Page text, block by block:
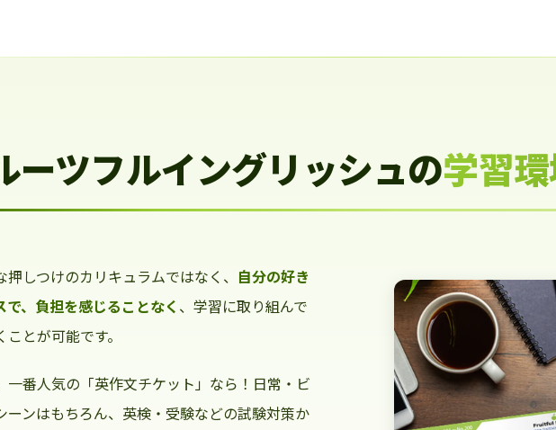
ーツフルイングリッシュの学習
押しつけのカリキュラムではなく、 自分の好き
で、負担を感じることなく 、学習に取り組んで
ことが可能です。
一番人気の「英作文チケット」なら！日常・ビ
ーンはもちろん、英検・受験などの試験対策か